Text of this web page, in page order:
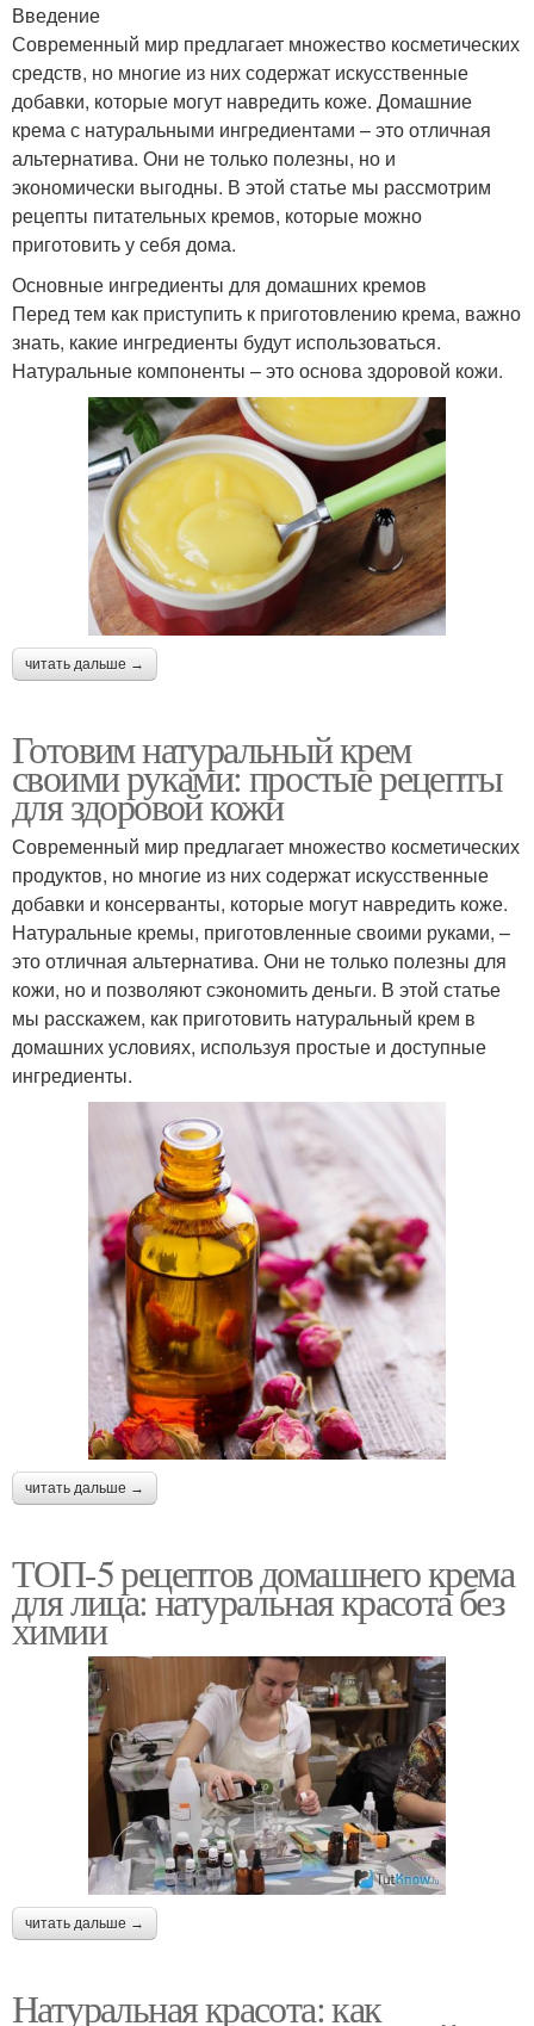
Введение
Современный мир предлагает множество косметических
средств, но многие из них содержат искусственные
добавки, которые могут навредить коже. Домашние
крема с натуральными ингредиентами – это отличная
альтернатива. Они не только полезны, но и
экономически выгодны. В этой статье мы рассмотрим
рецепты питательных кремов, которые можно
приготовить у себя дома.
Основные ингредиенты для домашних кремов
Перед тем как приступить к приготовлению крема, важно
знать, какие ингредиенты будут использоваться.
Натуральные компоненты – это основа здоровой кожи.
читать дальше →
Готовим натуральный крем
своими руками: простые рецепты
для здоровой кожи
Современный мир предлагает множество косметических
продуктов, но многие из них содержат искусственные
добавки и консерванты, которые могут навредить коже.
Натуральные кремы, приготовленные своими руками, –
это отличная альтернатива. Они не только полезны для
кожи, но и позволяют сэкономить деньги. В этой статье
мы расскажем, как приготовить натуральный крем в
домашних условиях, используя простые и доступные
ингредиенты.
читать дальше →
ТОП-5 рецептов домашнего крема
для лица: натуральная красота без
химии
читать дальше →
Натуральная красота: как